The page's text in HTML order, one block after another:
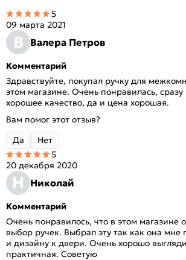
В Валера Петров
09 марта 2021
5
Комментарий
Здравствуйте, покупал ручку для
этом магазине. Очень понравилась,
хорошее качество, да и цена хорошая.
Вам помог этот отзыв?
Да
Нет
Н Николай
20 декабря 2020
5
Комментарий
Очень понравилось, что в этом магазине
выбор ручек. Выбрал эту так как она мне
и дизайну к двери. Очень хорошо
практичная. Советую